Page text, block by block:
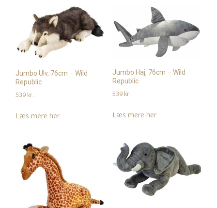
Jumbo Ulv, 76cm – Wild
Republic
539 kr.
Læs mere her
Jumbo Haj, 76cm – Wild
Republic
539 kr.
Læs mere her